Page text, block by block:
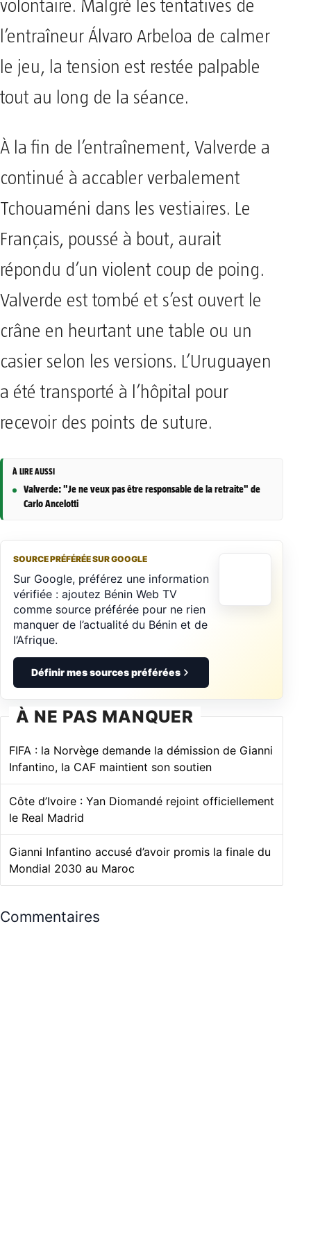
volontaire. Malgré les tentatives de
l’entraîneur Álvaro Arbeloa de calmer
le jeu, la tension est restée palpable
tout au long de la séance.
À la fin de l’entraînement, Valverde a
continué à accabler verbalement
Tchouaméni dans les vestiaires. Le
Français, poussé à bout, aurait
répondu d’un violent coup de poing.
Valverde est tombé et s’est ouvert le
crâne en heurtant une table ou un
casier selon les versions. L’Uruguayen
a été transporté à l’hôpital pour
recevoir des points de suture.
À LIRE AUSSI
Valverde: "Je ne veux pas être responsable de la retraite" de
Carlo Ancelotti
SOURCE PRÉFÉRÉE SUR GOOGLE
Sur Google, préférez une information
vérifiée : ajoutez Bénin Web TV
comme source préférée pour ne rien
manquer de l’actualité du Bénin et de
l’Afrique.
Définir mes sources préférées
À NE PAS MANQUER
FIFA : la Norvège demande la démission de Gianni
Infantino, la CAF maintient son soutien
Côte d’Ivoire : Yan Diomandé rejoint officiellement
le Real Madrid
Gianni Infantino accusé d’avoir promis la finale du
Mondial 2030 au Maroc
Commentaires